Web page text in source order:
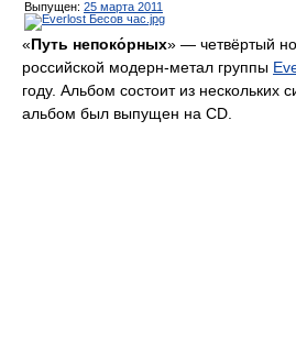
Выпущен: 25 марта 2011
«Путь непоко́рных» — четвёртый
российской модерн-метал группы
году. Альбом состоит из нескольких
альбом был выпущен на CD.